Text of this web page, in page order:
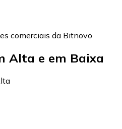
comerciais da Bitnovo
Alta e em Baixa